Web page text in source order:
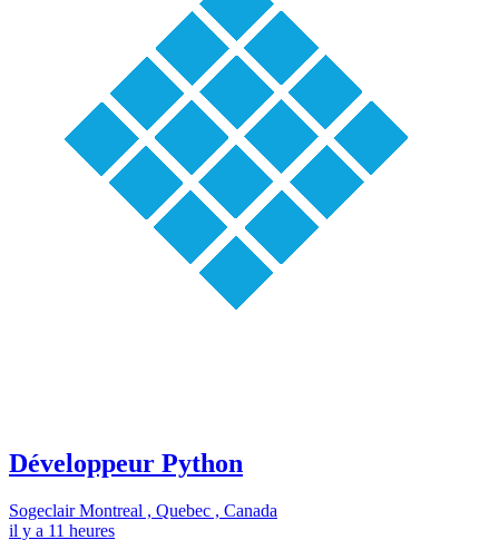
Développeur Python
Sogeclair Montreal , Quebec , Canada
il y a 11 heures